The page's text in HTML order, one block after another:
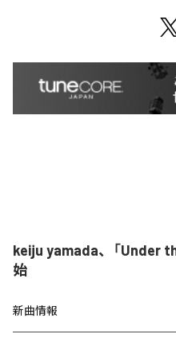
keiju yamada、「Under
始
新曲情報